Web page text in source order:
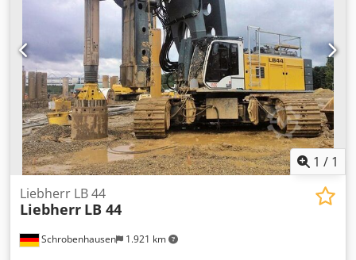
1 / 1
Schrobenhausen 1.921 km
Liebherr LB 44
Liebherr LB 44